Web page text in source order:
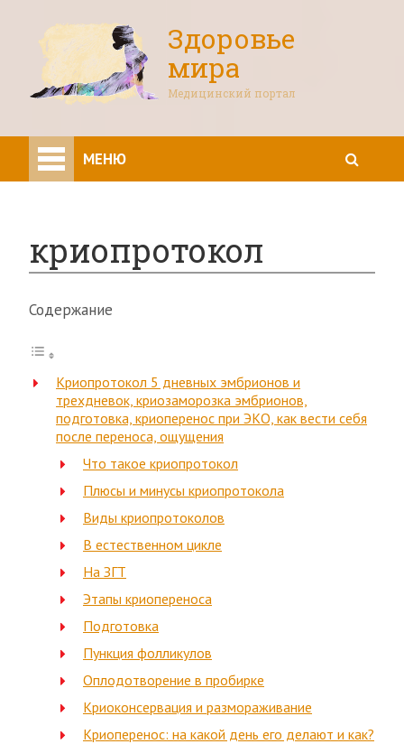
Здоровье
мира
Медицинский портал
МЕНЮ
криопротокол
Содержание
Криопротокол 5 дневных эмбрионов и
трехдневок, криозаморозка эмбрионов,
подготовка, криоперенос при ЭКО, как вести себя
после переноса, ощущения
Что такое криопротокол
Плюсы и минусы криопротокола
Виды криопротоколов
В естественном цикле
На ЗГТ
Этапы криопереноса
Подготовка
Пункция фолликулов
Оплодотворение в пробирке
Криоконсервация и размораживание
Криоперенос: на какой день его делают и как?